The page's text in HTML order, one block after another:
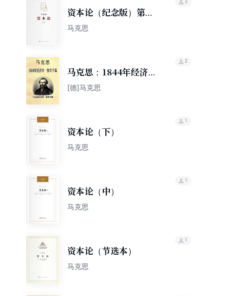
资本论（纪念版）第二
卷
马克思
3
马克思：1844年经济学
—哲学手稿
[德]马克思
2
资本论（下）
马克思
1
资本论（中）
马克思
1
资本论（节选本）
马克思
1